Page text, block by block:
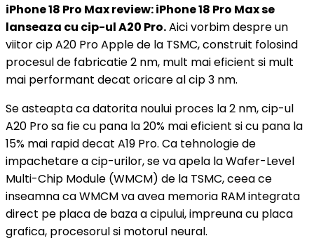
iPhone 18 Pro Max review: iPhone 18 Pro Max se
lanseaza cu cip-ul A20 Pro.Aici vorbim despre un
viitor cip A20 Pro Apple de la TSMC, construit folosind
procesul de fabricatie 2 nm, mult mai eficient si mult
mai performant decat oricare al cip 3 nm.
Se asteapta ca datorita noului proces la 2 nm, cip-ul
A20 Pro sa fie cu pana la 20% mai eficient si cu pana la
15% mai rapid decat A19 Pro. Ca tehnologie de
impachetare a cip-urilor, se va apela la Wafer-Level
Multi-Chip Module (WMCM) de la TSMC, ceea ce
inseamna ca WMCM va avea memoria RAM integrata
direct pe placa de baza a cipului, impreuna cu placa
grafica, procesorul si motorul neural.